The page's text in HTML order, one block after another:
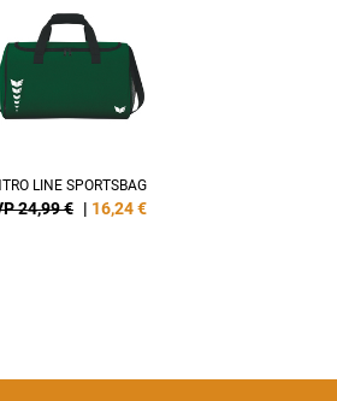
LINE SPORTSBAG
24,99 € | 16,24€